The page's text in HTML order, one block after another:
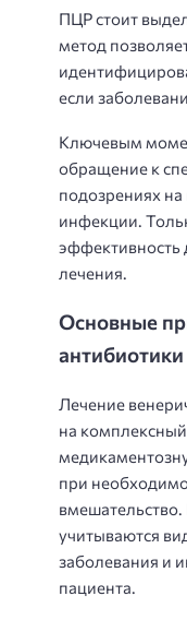
ПЦР стоит
метод
если
Ключевым
обращение к
подозрениях
инфекции.
эффективность
лечения.
Основные
Лечение
на
при
учитываются
заболевания и
пациента.